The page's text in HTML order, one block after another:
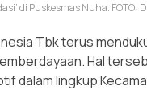
di Puskesmas Nuha. FOTO:
Tbk terus
Hal
dalam lingkup